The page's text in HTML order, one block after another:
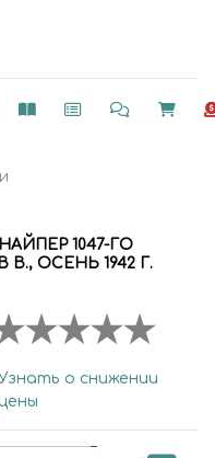
1047-ГО
ОСЕНЬ 1942 Г.
о снижении